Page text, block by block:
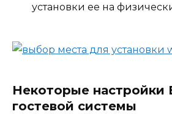
установки ее на
Некоторые настройки
гостевой системы